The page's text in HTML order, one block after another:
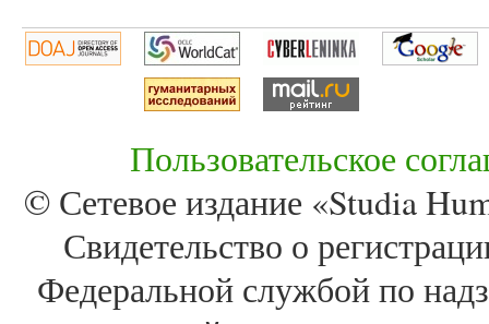
Пользовательское
© Сетевое издание «Studia
Свидетельство о
Федеральной службой по